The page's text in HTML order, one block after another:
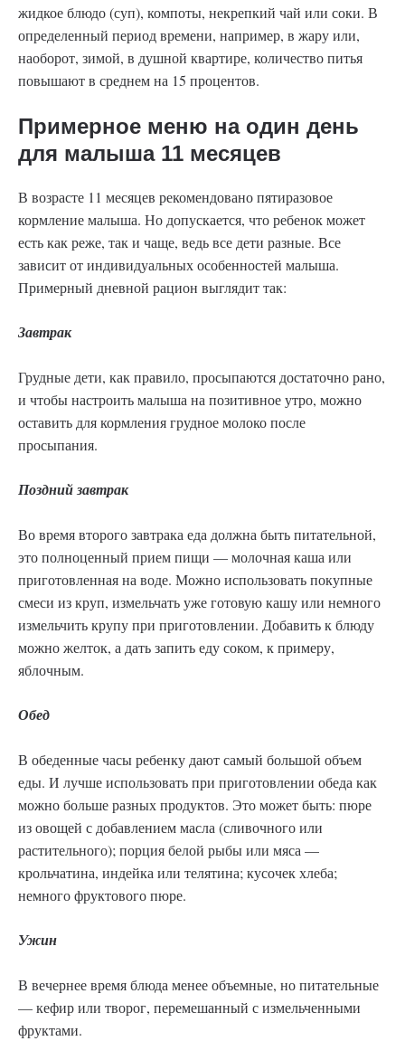
жидкое блюдо (суп), компоты, некрепкий чай или соки. В
определенный период времени, например, в жару или,
наоборот, зимой, в душной квартире, количество питья
повышают в среднем на 15 процентов.
Примерное меню на один день
для малыша 11 месяцев
В возрасте 11 месяцев рекомендовано пятиразовое
кормление малыша. Но допускается, что ребенок может
есть как реже, так и чаще, ведь все дети разные. Все
зависит от индивидуальных особенностей малыша.
Примерный дневной рацион выглядит так:
Завтрак
Грудные дети, как правило, просыпаются достаточно рано,
и чтобы настроить малыша на позитивное утро, можно
оставить для кормления грудное молоко после
просыпания.
Поздний завтрак
Во время второго завтрака еда должна быть питательной,
это полноценный прием пищи — молочная каша или
приготовленная на воде. Можно использовать покупные
смеси из круп, измельчать уже готовую кашу или немного
измельчить крупу при приготовлении. Добавить к блюду
можно желток, а дать запить еду соком, к примеру,
яблочным.
Обед
В обеденные часы ребенку дают самый большой объем
еды. И лучше использовать при приготовлении обеда как
можно больше разных продуктов. Это может быть: пюре
из овощей с добавлением масла (сливочного или
растительного); порция белой рыбы или мяса —
крольчатина, индейка или телятина; кусочек хлеба;
немного фруктового пюре.
Ужин
В вечернее время блюда менее объемные, но питательные
— кефир или творог, перемешанный с измельченными
фруктами.